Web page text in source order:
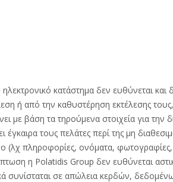
κατάστημα δεν ευθύνεται
ή από την καθυστέρηση εκτέλεσης
με βάση τα τηρούμενα στοιχεία για
τους πελάτες περί της μη
πληροφορίες, ονόματα, φωτογραφίες,
η Polatidis Group δεν ευθύνεται
συνίσταται σε απώλεια κερδών,